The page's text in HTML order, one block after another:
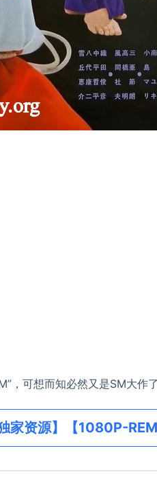
可想而知必然又是SM大作了
家资源】【1080P-